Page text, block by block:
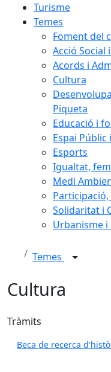
Turisme
Temes
Foment del
Acció Social
Acords i
Cultura
Piqueta
Educació i
Espai
Esports
Igualtat,
Medi
Solidaritat i
Urbanisme
Temes
Cultura
Tràmits
Beca de recerca